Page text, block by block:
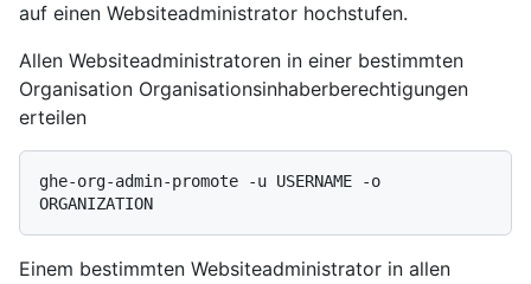
auf einen Websiteadministrator hochstufen.
Allen Websiteadministratoren in einer bestimmten
Organisation Organisationsinhaberberechtigungen
erteilen
ghe-org-admin-promote -u USERNAME -o
Einem bestimmten Websiteadministrator in allen